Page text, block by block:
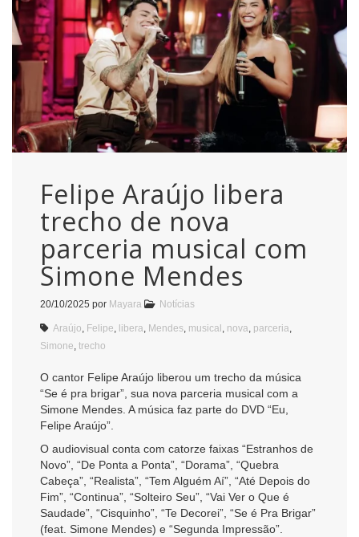
Felipe Araújo libera
trecho de nova
parceria musical com
Simone Mendes
20/10/2025 por Mayara Notícias
Araújo Felipe libera Mendes musical nova parceria
Simone trecho
O cantor Felipe Araújo liberou um trecho da música
“Se é pra brigar”, sua nova parceria musical com a
Simone Mendes. A música faz parte do DVD “Eu,
Felipe Araújo”.
O audiovisual conta com catorze faixas “Estranhos de
Novo”, “De Ponta a Ponta”, “Dorama”, “Quebra
Cabeça”, “Realista”, “Tem Alguém Aí”, “Até Depois do
Fim”, “Continua”, “Solteiro Seu”, “Vai Ver o Que é
Saudade”, “Cisquinho”, “Te Decorei”, “Se é Pra Brigar”
(feat. Simone Mendes) e “Segunda Impressão”.